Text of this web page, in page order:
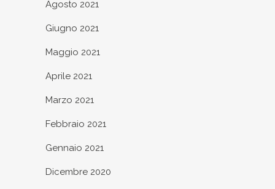
Agosto 2021
Giugno 2021
Maggio 2021
Aprile 2021
Marzo 2021
Febbraio 2021
Gennaio 2021
Dicembre 2020